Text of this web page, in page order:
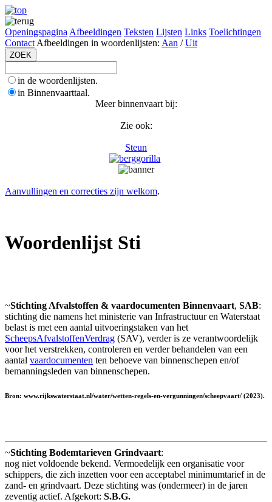
Openingspagina Afbeeldingen Teksten Lijsten Links Toelichtingen
Contact Afbeeldingen in woordenlijsten: Aan /Uit
in de woordenlijsten.
in Binnenvaarttaal.
Meer binnenvaart bij:
Zie ook:
Steun
Aanvullingen en correcties zijn welkom.
Woordenlijst Sti
~Stichting Afvalstoffen & vaardocumenten Binnenvaart, SAB:
stichting die namens het ministerie van Infrastructuur en Waterstaat
belast is met een aantal uitvoeringstaken van het
ScheepsAfvalstoffenVerdrag (SAV), verder is ze verantwoordelijk
voor het verstrekken, controleren en verder behandelen van een
aantal vaardocumenten ten behoeve van binnenschepen en/of
bemanningsleden van binnenschepen.
Bron: www.rijkswaterstaat.nl/water/wetten-regels-en-vergunningen/scheepvaart/ (2023).
~Stichting Bodemtarieven Grindvaart:
nog niet voldoende bekend. Vermoedelijk een organisatie voor
schippers, die zich inzetten voor een acceptabel minimumtarief in de
zand- en grindvaart. Deze stichting was (ondermeer) in de jaren
zeventig actief. Afgekort: S.B.G.